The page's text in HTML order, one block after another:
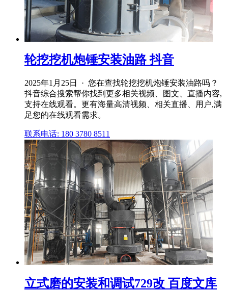
轮挖挖机炮锤安装油路 抖音
2025年1月25日 · 您在查找轮挖挖机炮锤安装油路吗？
抖音综合搜索帮你找到更多相关视频、图文、直播内容,
支持在线观看。更有海量高清视频、相关直播、用户,满
足您的在线观看需求。
联系电话: 180 3780 8511
立式磨的安装和调试729改 百度文库